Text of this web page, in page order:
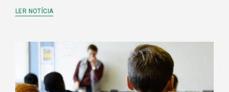
LER NOTÍCIA